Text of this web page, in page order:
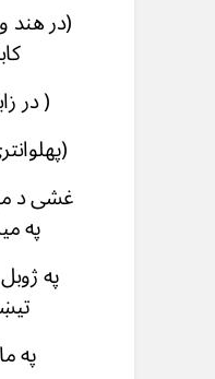
(در هند
( در
غشی د
په
په
په